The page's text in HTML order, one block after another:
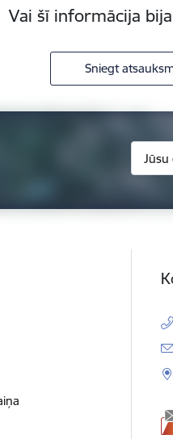
Vai šī informācija
Sniegt